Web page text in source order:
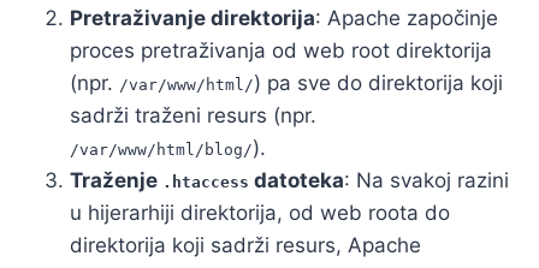
Pretraživanje direktorija: Apache započinje
proces pretraživanja od web root direktorija
(npr. /var/www/html/) pa sve do direktorija koji
sadrži traženi resurs (npr.
/var/www/html/blog/).
Traženje .htaccess datoteka: Na svakoj razini
u hijerarhiji direktorija, od web roota do
direktorija koji sadrži resurs, Apache